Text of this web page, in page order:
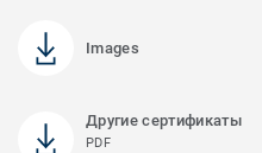
Images
Другие сертификаты
PDF